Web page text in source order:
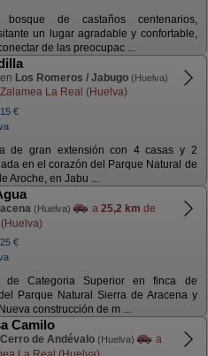
de castaños centenarios,
un lugar agradable y confortable,
de las preocupac ...
Los Romeros / Jabugo (Huelva)
La Real (Huelva)
15 €
de gran extensión con 4 casas y 2
en el corazón del Parque Natural de
Aroche, en Jabu ...
(Huelva) a 25,2 km de
25 €
de Categoria Superior en finca de
Parque Natural Sierra de Aracena y
construcción de m ...
Camilo
Cerro de Andévalo (Huelva)
a